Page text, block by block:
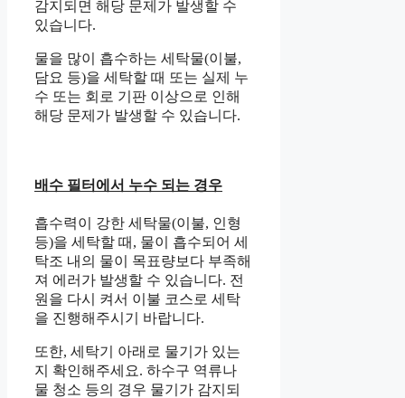
감지되면 해당 문제가 발생할 수
있습니다.
물을 많이 흡수하는 세탁물(이불,
담요 등)을 세탁할 때 또는 실제 누
수 또는 회로 기판 이상으로 인해
해당 문제가 발생할 수 있습니다.
배수 필터에서 누수 되는 경우
흡수력이 강한 세탁물(이불, 인형
등)을 세탁할 때, 물이 흡수되어 세
탁조 내의 물이 목표량보다 부족해
져 에러가 발생할 수 있습니다. 전
원을 다시 켜서 이불 코스로 세탁
을 진행해주시기 바랍니다.
또한, 세탁기 아래로 물기가 있는
지 확인해주세요. 하수구 역류나
물 청소 등의 경우 물기가 감지되